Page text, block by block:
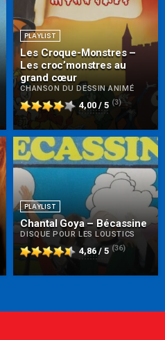
PLAYLIST
Les Croque-Monstres –
Les croc’monstres au
grand cœur
CHANSON DU DESSIN ANIMÉ
4,00 / 5 (3)
PLAYLIST
Chantal Goya – Bécassine
DISQUE POUR LES LOUSTICS
4,86 / 5 (36)